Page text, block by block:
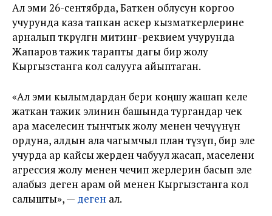
Ал эми 26-сентябрда, Баткен облусун коргоо
учурунда каза тапкан аскер кызматкерлерине
арналып өткөрүлгөн митинг-реквием учурунда
Жапаров тажик тарапты дагы бир жолу
Кыргызстанга кол салууга айыптаган.
«Ал эми кылымдардан бери коңшу жашап келе
жаткан тажик элинин башында тургандар чек
ара маселесин тынчтык жолу менен чечүүнүн
ордуна, алдын ала чагымчыл план түзүп, бир эле
учурда ар кайсы жерден чабуул жасап, маселени
агрессия жолу менен чечип жерлерин басып эле
алабыз деген арам ой менен Кыргызстанга кол
салышты», — деген ал.